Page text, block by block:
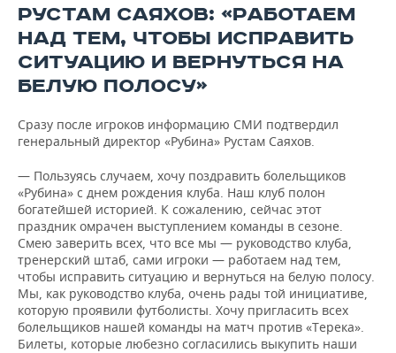
РУСТАМ САЯХОВ: «РАБОТАЕМ
НАД ТЕМ, ЧТОБЫ ИСПРАВИТЬ
СИТУАЦИЮ И ВЕРНУТЬСЯ НА
БЕЛУЮ ПОЛОСУ»
Сразу после игроков информацию СМИ подтвердил
генеральный директор «Рубина» Рустам Саяхов.
— Пользуясь случаем, хочу поздравить болельщиков
«Рубина» с днем рождения клуба. Наш клуб полон
богатейшей историей. К сожалению, сейчас этот
праздник омрачен выступлением команды в сезоне.
Смею заверить всех, что все мы — руководство клуба,
тренерский штаб, сами игроки — работаем над тем,
чтобы исправить ситуацию и вернуться на белую полосу.
Мы, как руководство клуба, очень рады той инициативе,
которую проявили футболисты. Хочу пригласить всех
болельщиков нашей команды на матч против «Терека».
Билеты, которые любезно согласились выкупить наши